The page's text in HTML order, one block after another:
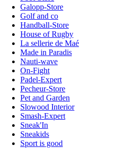
Galopp-Store
Golf and co
Handball-Store
House of Rugby
La sellerie de Maé
Made in Paradis
Nauti-wave
On-Fight
Padel-Expert
Pecheur-Store
Pet and Garden
Slowood Interior
Smash-Expert
Sneak'In
Sneakids
Sport is good